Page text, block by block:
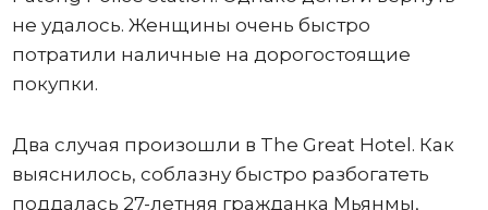
не удалось. Женщины очень быстро
потратили наличные на дорогостоящие
покупки.
Два случая произошли в The Great Hotel. Как
выяснилось, соблазну быстро разбогатеть
поддалась 27-летняя гражданка Мьянмы,